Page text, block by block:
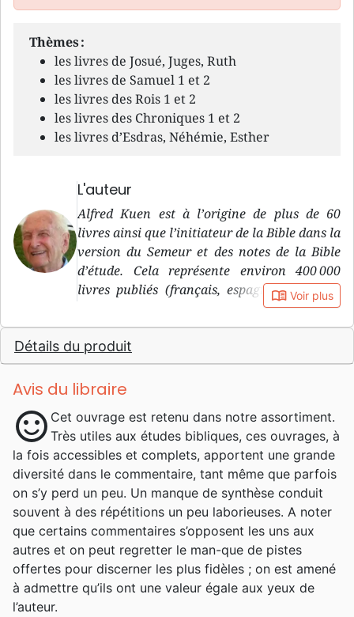
Thèmes :
les livres de Josué, Juges, Ruth
les livres de Samuel 1 et 2
les livres des Rois 1 et 2
les livres des Chroniques 1 et 2
les livres d’Esdras, Néhémie, Esther
L'auteur
Alfred Kuen est à l’origine de plus de 60
livres ainsi que l’initiateur de la Bible dans la
version du Semeur et des notes de la Bible
d’étude. Cela représente environ 400 000
livres publiés (français, espagnol, italien...)
sans compter les centaines de milliers de
Bibles dans la version du Semeur, auxquels
Alfred Kuen a contribué. Né à Strasbourg le
31.8.1921, Alfred est le seul enfant d’Albert
Kuen et Lina, née Kaetzel. Il a une enfance
Sa maman joue un rôle important dans sa
vie, puisque depuis tout petit, elle prie et
chante des cantiques avec lui. Elle lui donne
un bel exemple de vie chrétienne consacrée,
et lui transmet sa confiance en Dieu. Élevé
dans l’église luthérienne d’Alsace-Lorraine, il
fait sa confirmation à 14 ans. Cette
expérience est marquante, parce qu’il prend
au sérieux cet engagement avec Dieu et cela
forme la base de sa foi personnelle. Comme il
book_open Voir plus
Détails du produit
Avis du libraire
sentiment_satisfied Cet ouvrage est retenu dans notre assortiment.
Très utiles aux études bibliques, ces ouvrages, à
la fois accessibles et complets, apportent une grande
diversité dans le commentaire, tant même que parfois
on s’y perd un peu. Un manque de synthèse conduit
souvent à des répétitions un peu laborieuses. A noter
que certains commentaires s’opposent les uns aux
autres et on peut regretter le man-que de pistes
offertes pour discerner les plus fidèles ; on est amené
à admettre qu’ils ont une valeur égale aux yeux de
l’auteur.